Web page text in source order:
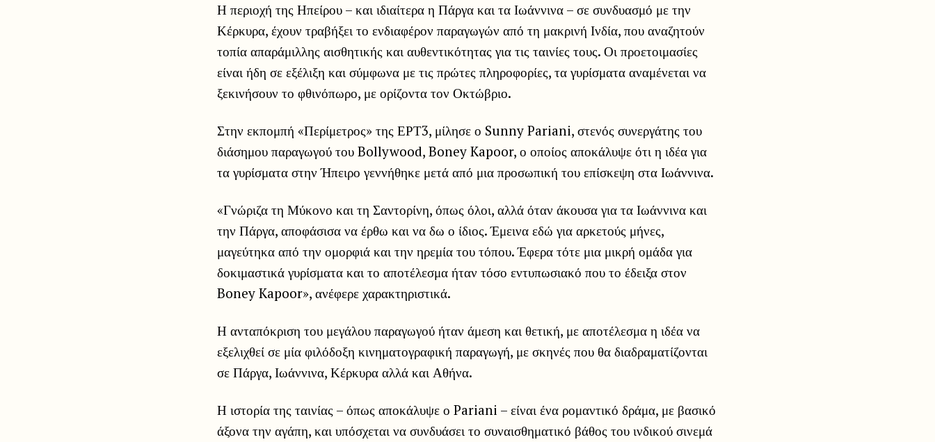
Η περιοχή της Ηπείρου – και ιδιαίτερα η Πάργα και τα Ιωάννινα – σε συνδυασμό με την
Κέρκυρα, έχουν τραβήξει το ενδιαφέρον παραγωγών από τη μακρινή Ινδία, που αναζητούν
τοπία απαράμιλλης αισθητικής και αυθεντικότητας για τις ταινίες τους. Οι προετοιμασίες
είναι ήδη σε εξέλιξη και σύμφωνα με τις πρώτες πληροφορίες, τα γυρίσματα αναμένεται να
ξεκινήσουν το φθινόπωρο, με ορίζοντα τον Οκτώβριο.
Στην εκπομπή «Περίμετρος» της ΕΡΤ3, μίλησε ο Sunny Pariani, στενός συνεργάτης του
διάσημου παραγωγού του Bollywood, Boney Kapoor, ο οποίος αποκάλυψε ότι η ιδέα για
τα γυρίσματα στην Ήπειρο γεννήθηκε μετά από μια προσωπική του επίσκεψη στα Ιωάννινα.
«Γνώριζα τη Μύκονο και τη Σαντορίνη, όπως όλοι, αλλά όταν άκουσα για τα Ιωάννινα και
την Πάργα, αποφάσισα να έρθω και να δω ο ίδιος. Έμεινα εδώ για αρκετούς μήνες,
μαγεύτηκα από την ομορφιά και την ηρεμία του τόπου. Έφερα τότε μια μικρή ομάδα για
δοκιμαστικά γυρίσματα και το αποτέλεσμα ήταν τόσο εντυπωσιακό που το έδειξα στον
Boney Kapoor», ανέφερε χαρακτηριστικά.
Η ανταπόκριση του μεγάλου παραγωγού ήταν άμεση και θετική, με αποτέλεσμα η ιδέα να
εξελιχθεί σε μία φιλόδοξη κινηματογραφική παραγωγή, με σκηνές που θα διαδραματίζονται
σε Πάργα, Ιωάννινα, Κέρκυρα αλλά και Αθήνα.
Η ιστορία της ταινίας – όπως αποκάλυψε ο Pariani – είναι ένα ρομαντικό δράμα, με βασικό
άξονα την αγάπη, και υπόσχεται να συνδυάσει το συναισθηματικό βάθος του ινδικού σινεμά